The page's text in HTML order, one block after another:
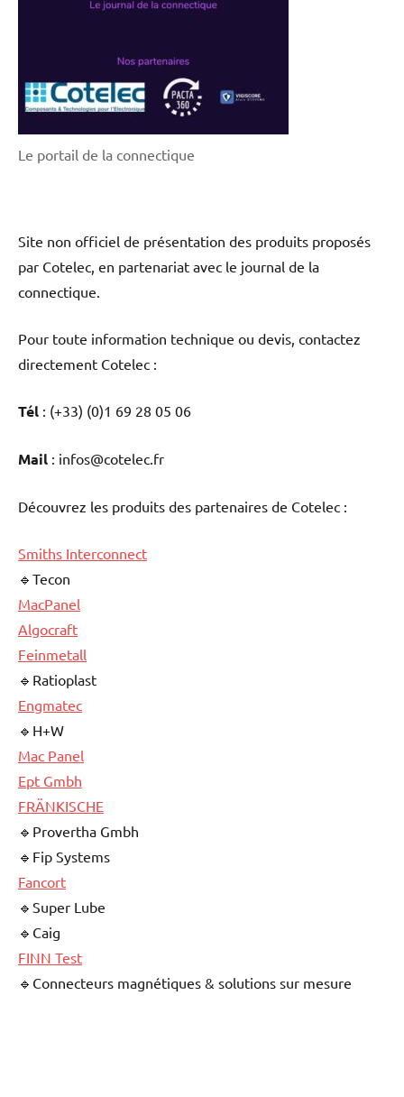
Le portail de la connectique
Site non officiel de présentation des produits proposés
par Cotelec, en partenariat avec le journal de la
connectique.
Pour toute information technique ou devis, contactez
directement Cotelec :
Tél : (+33) (0)1 69 28 05 06
Mail : infos@cotelec.fr
Découvrez les produits des partenaires de Cotelec :
Smiths Interconnect
🔹Tecon
MacPanel
Algocraft
Feinmetall
🔹Ratioplast
Engmatec
🔹H+W
Mac Panel
Ept Gmbh
FRÄNKISCHE
🔹Provertha Gmbh
🔹Fip Systems
Fancort
🔹Super Lube
🔹Caig
FINN Test
🔹Connecteurs magnétiques & solutions sur mesure